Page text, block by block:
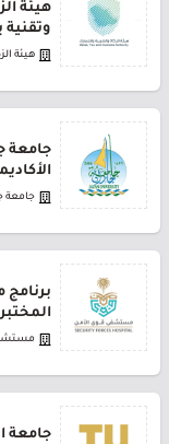
هيئة
وتقنية
هيئة
جامعة
جامعة
جامعة